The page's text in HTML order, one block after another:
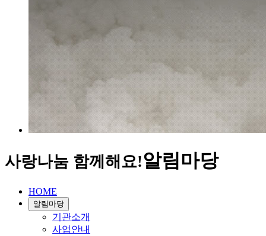
사랑나눔 함께해요!알림마당
HOME
알림마당
기관소개
사업안내